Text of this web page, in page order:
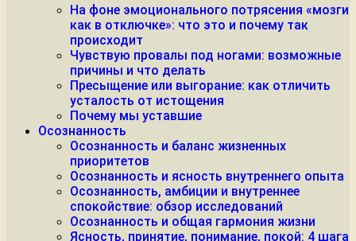
На фоне эмоционального потрясения «мозги
как в отключке»: что это и почему так
происходит
Чувствую провалы под ногами: возможные
причины и что делать
Пресыщение или выгорание: как отличить
усталость от истощения
Почему мы уставшие
Осознанность
Осознанность и баланс жизненных
приоритетов
Осознанность и ясность внутреннего опыта
Осознанность, амбиции и внутреннее
спокойствие: обзор исследований
Осознанность и общая гармония жизни
Ясность, принятие, понимание, покой: 4 шага